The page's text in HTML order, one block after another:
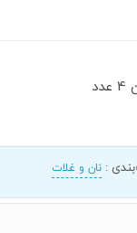
:نان و غلات